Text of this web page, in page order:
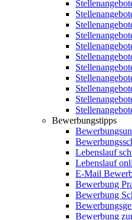
Bewerbungstipps
Lebenslauf
Lebenslauf
E-Mail
Bewerbung
Bewerbung
Bewerbung